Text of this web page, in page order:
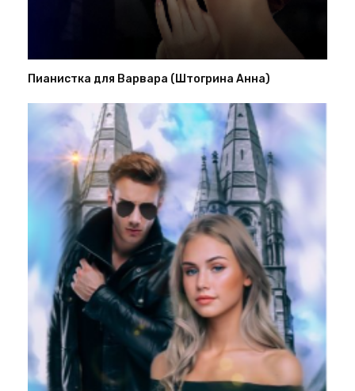
Пианистка для Варвара (Штогрина Анна)